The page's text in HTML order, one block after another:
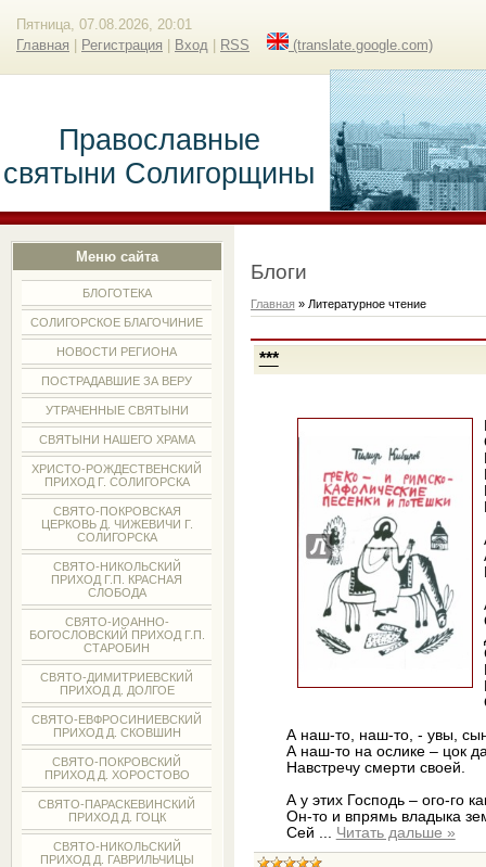
Пятница, 07.08.2026, 20:01
Главная
Регистрация Вход RSS (translate.google.com)
Православные
святыни Солигорщины
Меню сайта
БЛОГОТЕКА
СОЛИГОРСКОЕ БЛАГОЧИНИЕ
НОВОСТИ РЕГИОНА
ПОСТРАДАВШИЕ ЗА ВЕРУ
УТРАЧЕННЫЕ СВЯТЫНИ
СВЯТЫНИ НАШЕГО ХРАМА
ХРИСТО-РОЖДЕСТВЕНСКИЙ
ПРИХОД Г. СОЛИГОРСКА
СВЯТО-ПОКРОВСКАЯ
ЦЕРКОВЬ Д. ЧИЖЕВИЧИ Г.
СОЛИГОРСКА
СВЯТО-НИКОЛЬСКИЙ
ПРИХОД Г.П. КРАСНАЯ
СЛОБОДА
СВЯТО-ИОАННО-
БОГОСЛОВСКИЙ ПРИХОД Г.П.
СТАРОБИН
СВЯТО-ДИМИТРИЕВСКИЙ
ПРИХОД Д. ДОЛГОЕ
СВЯТО-ЕВФРОСИНИЕВСКИЙ
ПРИХОД Д. СКОВШИН
СВЯТО-ПОКРОВСКИЙ
ПРИХОД Д. ХОРОСТОВО
СВЯТО-ПАРАСКЕВИНСКИЙ
ПРИХОД Д. ГОЦК
СВЯТО-НИКОЛЬСКИЙ
ПРИХОД Д. ГАВРИЛЬЧИЦЫ
Блоги
Главная » Литературное чтение
***
А наш-то, наш-то, - увы,
А наш-то на ослике – цок
Навстречу смерти своей.
А у этих Господь – ого-го
Он-то и впрямь владыка
Сей ... Читать дальше »